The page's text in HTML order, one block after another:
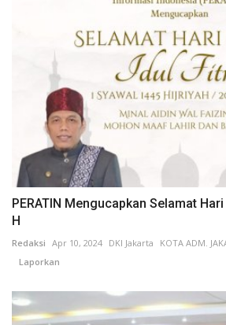
PERATIN Mengucapkan Selamat
H
Redaksi Apr 10, 2024 DKI Jakarta KOTA ADM.
Laporkan